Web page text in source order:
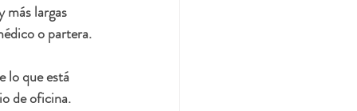
más largas
o partera.
lo que está
de oficina.